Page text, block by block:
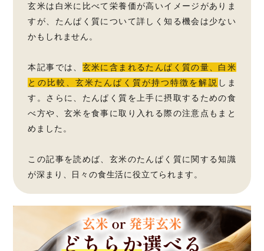
玄米は白米に比べて栄養価が高いイメージがありま
すが、たんぱく質について詳しく知る機会は少ない
かもしれません。
本記事では、 玄米に含まれるたんぱく質の量、白米
との比較、玄米たんぱく質が持つ特徴を解説 しま
す。さらに、たんぱく質を上手に摂取するための食
べ方や、玄米を食事に取り入れる際の注意点もまと
めました。
この記事を読めば、玄米のたんぱく質に関する知識
が深まり、日々の食生活に役立てられます。